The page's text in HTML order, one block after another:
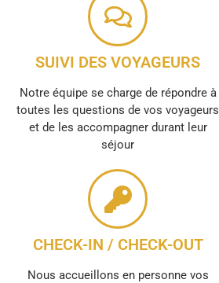
SUIVI DES VOYAGEURS
Notre équipe se charge de répondre à
toutes les questions de vos voyageurs
et de les accompagner durant leur
séjour
CHECK-IN / CHECK-OUT
Nous accueillons en personne vos